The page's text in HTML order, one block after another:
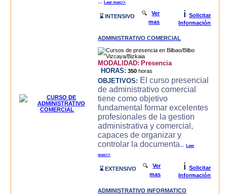
Leer mas>>
⌛ INTENSIVO 🔍Ver
mas
i
Solicitar
Información
ADMINISTRATIVO COMERCIAL
MODALIDAD: Presencia
HORAS: 350 horas
OBJETIVOS: El curso presencial
de administrativo comercial
tiene como objetivo
fundamental formar excelentes
profesionales de la gestion
administrativa y comercial,
capaces de organizar y
controlar la documenta..Leer
mas>>
⌛ EXTENSIVO 🔍Ver
mas
i
Solicitar
Información
ADMINISTRATIVO INFORMATICO